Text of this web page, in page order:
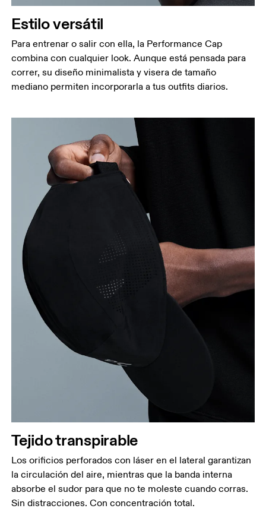
Estilo versátil
Para entrenar o salir con ella, la Performance Cap
combina con cualquier look. Aunque está pensada para
correr, su diseño minimalista y visera de tamaño
mediano permiten incorporarla a tus outfits diarios.
Tejido transpirable
Los orificios perforados con láser en el lateral garantizan
la circulación del aire, mientras que la banda interna
absorbe el sudor para que no te moleste cuando corras.
Sin distracciones. Con concentración total.